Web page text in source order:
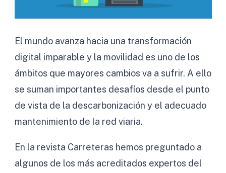
El mundo avanza hacia una transformación
digital imparable y la movilidad es uno de los
ámbitos que mayores cambios va a sufrir. A ello
se suman importantes desafíos desde el punto
de vista de la descarbonización y el adecuado
mantenimiento de la red viaria.
En la revista Carreteras hemos preguntado a
algunos de los más acreditados expertos del